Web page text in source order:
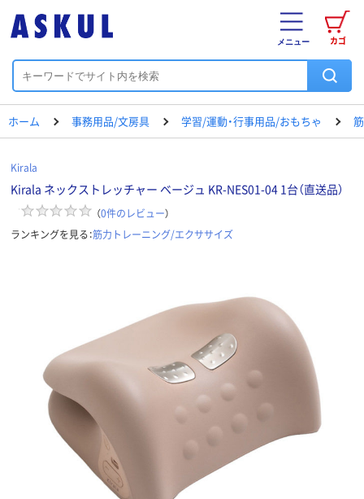
カゴ
メニュー
ホーム 事務用品/文房具 学習/運動・行事用品/おもちゃ
Kirala
Kirala ネックストレッチャー ベージュ KR-NES01-04 1台（直送品）
（0件のレビュー）
ランキングを見る：筋力トレーニング/エクササイズ